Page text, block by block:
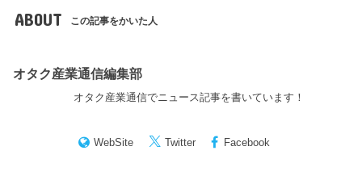
ABOUT この記事をかいた人
オタク産業通信編集部
オタク産業通信でニュース記事を書いています！
WebSite Twitter Facebook